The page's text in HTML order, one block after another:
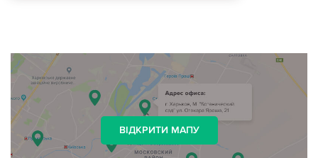
ВІДКРИТИ МАПУ